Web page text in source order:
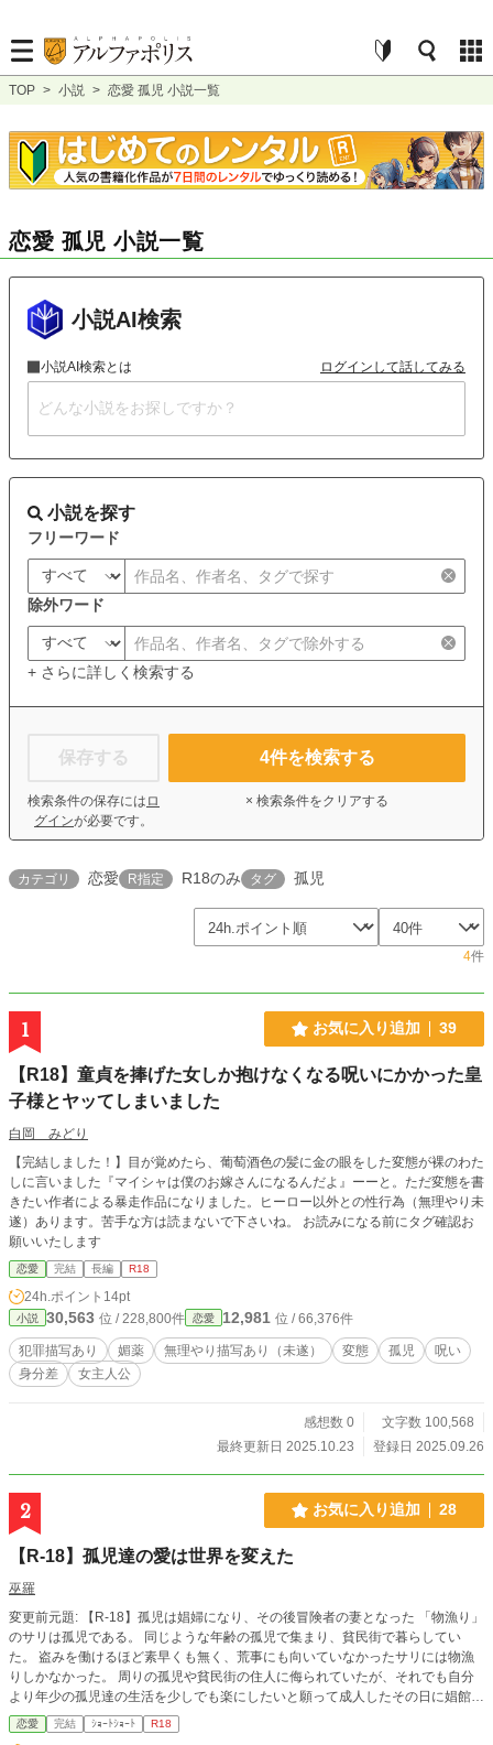
TOP > 小説 > 恋愛 孤児 小説一覧
恋愛 孤児 小説一覧
小説AI検索
小説AI検索とは ログインして話してみる
小説を探す
フリーワード
除外ワード
+ さらに詳しく検索する
保存する
検索条件の保存には ロ
グインが必要です。
4件を検索する
× 検索条件をクリアする
カテゴリ 恋愛 R指定 R18のみ タグ 孤児
4件
1 お気に入り追加 39
【R18】童貞を捧げた女しか抱けなくなる呪いにかかった皇
子様とヤッてしまいました
白岡 みどり
【完結しました！】目が覚めたら、葡萄酒色の髪に金の眼をした変態が裸のわた
しに言いました『マイシャは僕のお嫁さんになるんだよ』ーーと。ただ変態を書
きたい作者による暴走作品になりました。ヒーロー以外との性行為（無理やり未
遂）あります。苦手な方は読まないで下さいね。 お読みになる前にタグ確認お
願いいたします
恋愛 完結 長編 R18
24h.ポイント 14pt
小説 30,563 位 / 228,800件 恋愛 12,981 位 / 66,376件
犯罪描写あり 媚薬 無理やり描写あり（未遂） 変態 孤児
呪い
身分差
女主人公
感想数 0
文字数 100,568
最終更新日 2025.10.23
登録日 2025.09.26
2 お気に入り追加 28
【R-18】孤児達の愛は世界を変えた
巫羅
変更前元題: 【R-18】孤児は娼婦になり、その後冒険者の妻となった 「物漁り」
のサリは孤児である。 同じような年齢の孤児で集まり、貧民街で暮らしてい
た。 盗みを働けるほど素早くも無く、荒事にも向いていなかったサリには物漁
りしかなかった。 周りの孤児や貧民街の住人に侮られていたが、それでも自分
より年少の孤児達の生活を少しでも楽にしたいと願って成人したその日に娼館に
入った。 後に「聖女」「全ての孤児の母」とまで言われるサリの人生の一端で
ある。 ※性描写が入っていますので苦手な方はご遠慮下さい。
恋愛 完結 ｼｮｰﾄｼｮｰﾄ R18